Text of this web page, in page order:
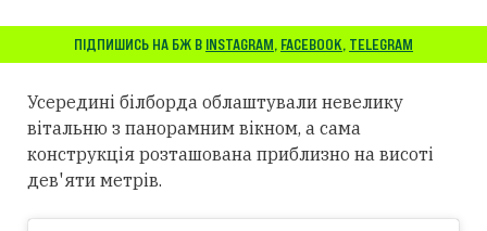
ПІДПИШИСЬ НА БЖ В INSTAGRAM, FACEBOOK, TELEGRAM
Усередині білборда облаштували невелику
вітальню з панорамним вікном, а сама
конструкція розташована приблизно на висоті
дев'яти метрів.